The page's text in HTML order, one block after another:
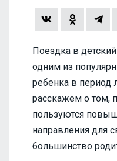
Поездка в
одним из
ребенка в период
расскажем о том,
пользуются
направления для
большинство